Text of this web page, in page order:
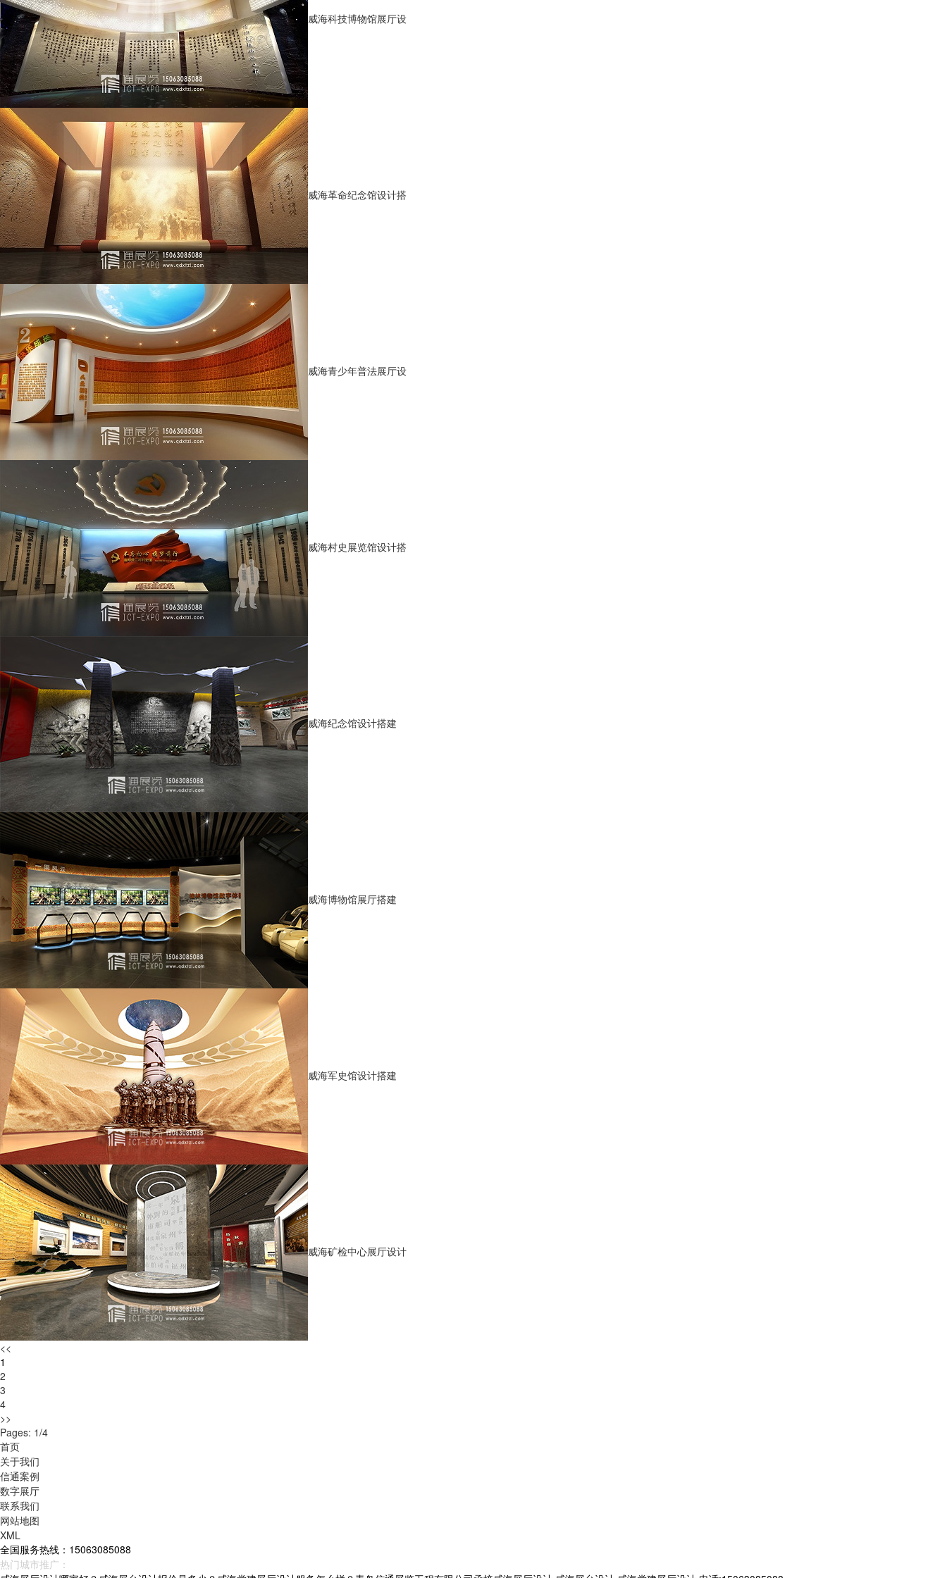
威海科技博物馆展厅设
威海革命纪念馆设计搭
威海青少年普法展厅设
威海村史展览馆设计搭
威海纪念馆设计搭建
威海博物馆展厅搭建
威海军史馆设计搭建
威海矿检中心展厅设计
<<
1
2
3
4
>>
Pages: 1/4
首页
关于我们
信通案例
数字展厅
联系我们
网站地图
XML
全国服务热线：15063085088
热门城市推广：